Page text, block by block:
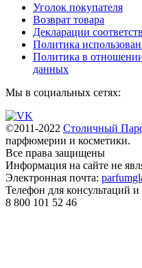
Уголок покупателя
Возврат товара
Декларации
Политика
Политика в
данных
Мы в социальных сетях:
©2011-2022 Столичный
парфюмерии и косметики.
Все права защищены
Информация на сайте не
Электронная почта:
Телефон для консультаций и
8 800 101 52 46